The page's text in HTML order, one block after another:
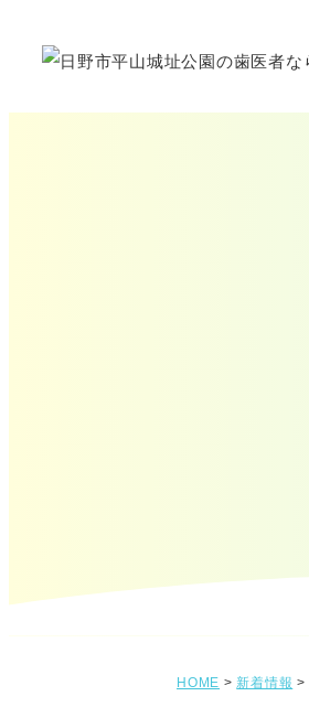
HOME > 新着情報 >